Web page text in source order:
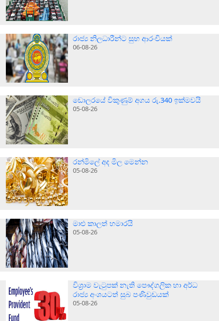
රාජ්‍ය නිලධාරීන්ට සුභ ආරංචියක්
06-08-26
ඩොලරයේ විකුණුම් අගය රු.340 ඉක්මවයි
05-08-26
රන්මිලේ අද මිල මෙන්න
05-08-26
මාළු කාලත් හමාරයි
05-08-26
විශ්‍රාම වැටුපක් නැති පෞද්ගලික හා අර්ධ
රාජ්‍ය අංශයටත් සුබ පණිවුඩයක්
05-08-26